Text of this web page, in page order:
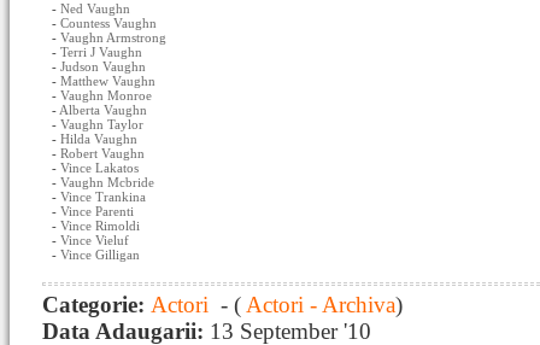
- Ned Vaughn
- Countess Vaughn
- Vaughn Armstrong
- Terri J Vaughn
- Judson Vaughn
- Matthew Vaughn
- Vaughn Monroe
- Alberta Vaughn
- Vaughn Taylor
- Hilda Vaughn
- Robert Vaughn
- Vince Lakatos
- Vaughn Mcbride
- Vince Trankina
- Vince Parenti
- Vince Rimoldi
- Vince Vieluf
- Vince Gilligan
Categorie: Actori - ( Actori - Archiva)
Data Adaugarii: 13 September '10